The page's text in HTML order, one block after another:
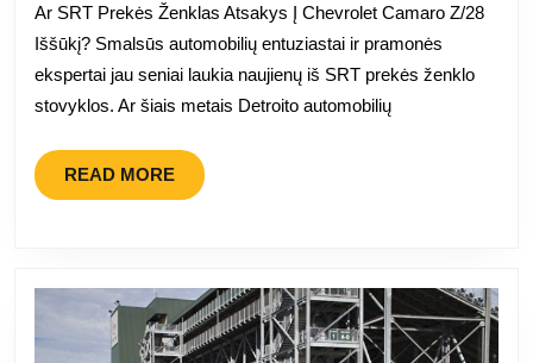
Challenger
SRT
Hellcat“
Detroito
automobilių
Ar SRT Prekės Ženklas Atsakys Į Chevrolet Camaro Z/28
Iššūkį? Smalsūs automobilių entuziastai ir pramonės
ekspertai jau seniai laukia naujienų iš SRT prekės ženklo
stovyklos. Ar šiais metais Detroito automobilių
READ MOREREAD
MORE